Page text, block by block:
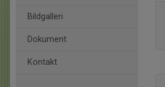
Bildgalleri
Dokument
Kontakt